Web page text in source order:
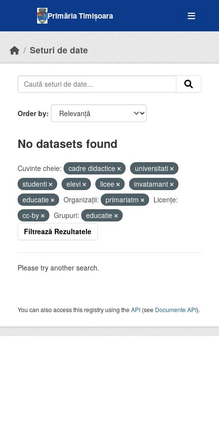
Primăria Timișoara
Seturi de date
Order by
No datasets found
Cuvinte cheie: cadre didactice
universitati
studenti
elevi licee
invatamant
educatie
Organizații: primariatm
Licenţe:
cc-by
Grupuri:
educatie
Filtrează Rezultatele
Please try another search.
You can also access this registry using theAPI (see Documente API).